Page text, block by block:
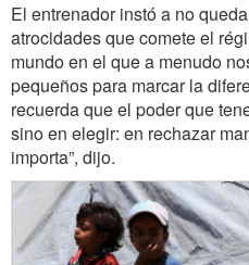
El entrenador instó a no
atrocidades que comete el
mundo en el que a menudo
pequeños para marcar la
recuerda que el poder que
sino en elegir: en rechazar
importa”, dijo.